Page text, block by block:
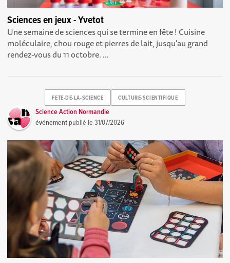
Sciences en jeux - Yvetot
Une semaine de sciences qui se termine en fête ! Cuisine
moléculaire, chou rouge et pierres de lait, jusqu'au grand
rendez-vous du 11 octobre. ...
FETE-DE-LA-SCIENCE CULTURE-SCIENTIFIQUE
Science Action Normandie
événement publié le31/07/2026